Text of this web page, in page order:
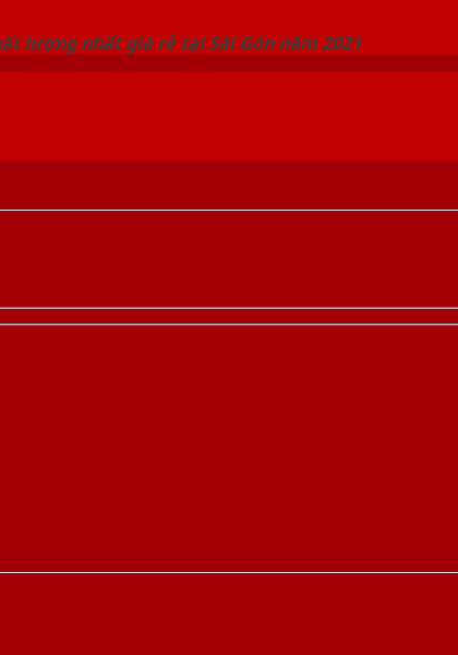
lượng nhất giá rẻ tại Sài Gòn năm 2021